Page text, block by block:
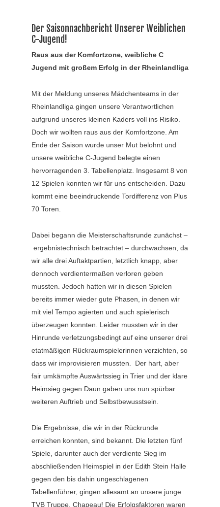
Der Saisonnachbericht Unserer Weiblichen
C-Jugend!
Raus aus der Komfortzone, weibliche C
Jugend mit großem Erfolg in der Rheinlandliga
Mit der Meldung unseres Mädchenteams in der
Rheinlandliga gingen unsere Verantwortlichen
aufgrund unseres kleinen Kaders voll ins Risiko.
Doch wir wollten raus aus der Komfortzone. Am
Ende der Saison wurde unser Mut belohnt und
unsere weibliche C-Jugend belegte einen
hervorragenden 3. Tabellenplatz. Insgesamt 8 von
12 Spielen konnten wir für uns entscheiden. Dazu
kommt eine beeindruckende Tordifferenz von Plus
70 Toren.
Dabei begann die Meisterschaftsrunde zunächst –
ergebnistechnisch betrachtet – durchwachsen, da
wir alle drei Auftaktpartien, letztlich knapp, aber
dennoch verdientermaßen verloren geben
mussten. Jedoch hatten wir in diesen Spielen
bereits immer wieder gute Phasen, in denen wir
mit viel Tempo agierten und auch spielerisch
überzeugen konnten. Leider mussten wir in der
Hinrunde verletzungsbedingt auf eine unserer drei
etatmäßigen Rückraumspielerinnen verzichten, so
dass wir improvisieren mussten. Der hart, aber
fair umkämpfte Auswärtssieg in Trier und der klare
Heimsieg gegen Daun gaben uns nun spürbar
weiteren Auftrieb und Selbstbewusstsein.
Die Ergebnisse, die wir in der Rückrunde
erreichen konnten, sind bekannt. Die letzten fünf
Spiele, darunter auch der verdiente Sieg im
abschließenden Heimspiel in der Edith Stein Halle
gegen den bis dahin ungeschlagenen
Tabellenführer, gingen allesamt an unsere junge
TVB Truppe. Chapeau! Die Erfolgsfaktoren waren